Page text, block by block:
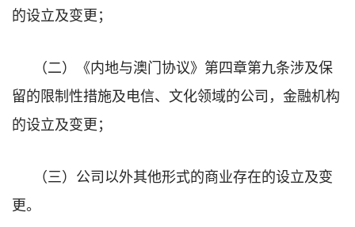
的设立及变更；
（二）《内地与澳门协议》第四章第九条涉及保
留的限制性措施及电信、文化领域的公司，金融机构
的设立及变更；
（三）公司以外其他形式的商业存在的设立及变
更。